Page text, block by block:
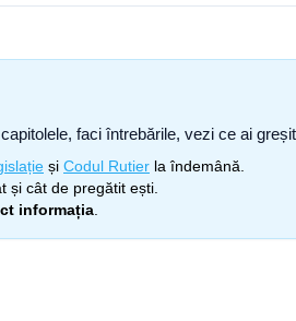
faci întrebările, vezi ce ai
și Codul Rutier la îndemână.
și cât de pregătit ești.
informația